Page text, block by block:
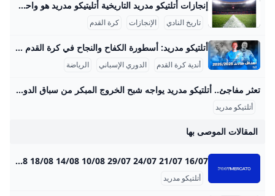
إنجازات أتلتيكو مدريد التاريخية أتليتيكو مدريد هو واحد من أعرق أندية كرة القدم الإسبانية، وتاريخ النادي يمتد لأكثر من قرن من الزمان منذ تأسيسه في 26 أبريل 1903 على يد طلاب من الباسك في مدريد. بدأ النادي كفرع لأتلتيك بيلباو، ولكنه سرعان ما تطور ليصبح من أعظم وأشهر أندية كرة القدم في إسبانيا وأوروبا. عرف عن أتليتيكو مدريد تقديمه أسلوبًا حماسيًا وأداءً قوياً، مما أكسبه قاعدة جماهيرية ضخمة في مدريد وخارجها. في فترة الأربعينيات وحتى السبعينيات، دخل النادي فترة ذهبية تميزت بتحقيق العديد من الألقاب، حيث توج ببطولة الدوري الإسباني 11 مرة في مواسم متنوعة منها 1939-40، 1965-66، و2020-21، رغم المنافسة الشرسة مع ريال مدريد وبرشلونة، كما نال لقب كأس ملك إسبانيا 10 مرات بين عامي 1960 و2013، مواكبة لفترات مؤثرة من تاريخ النادي.
تاريخ النادي الإنجازات كرة القدم
أتلتيكو مدريد: أسطورة الكفاح والنجاح في كرة القدم أتلتيكو مدريد هو واحد من أعظم أندية كرة القدم في إسبانيا والعالم، تأسس في 26 أبريل 1903 على يد مجموعة من الطلاب الإسبان والمهاجرين من بيلباو. يمتلك النادي تاريخًا زاخرًا بالإنجازات، حيث توج بلقب الدوري الإسباني 11 مرة، وكان آخرها في موسم 2020-2021، مما جعله المنافس الأقوى بعد ريال مدريد وبرشلونة. إضافة إلى ذلك، فاز الفريق بكأس ملك إسبانيا 10 مرات، وكأس السوبر الإسباني 3 مرات. على الصعيد الأوروبي، يحظى أتلتيكو بتاريخ مميز باحترافه في دوري أبطال أوروبا، حيث وصل إلى النهائي ثلاث مرات (2014، 2016، 2020) وعاش جو تنافسي لا يُنسى أمام العملاق ريال مدريد.
أندية كرة القدم الدوري الإسباني الرياضة
تعثر مفاجئ.. أتلتيكو مدريد يواجه شبح الخروج المبكر من سباق الدوري الإسباني – جريدة مانشيت يعيش أتلتيكو مدريد بداية هي الأسوأ له في الدوري الإسباني منذ سنوات، بعدما جمع نقطتين فقط من أصل تسع ممكنة، ليجد الفريق نفسه في موقف حرج ويواجه ضغوطًا متزايدة اقرأ أيضًا:تحذير ناري.. المقاولون العرب يكشف عن أزمة تهدد استكمال الدوري هذا الموسم أسباب تراجع أداء أتلتيكو مدريد المتشابكة بحسب تقرير نشرته صحيفة “آس” الإسبانية، يعاني الفريق الإسباني من عدة أزمات متشابكة أدت إلى هذا التراجع الملحوظ. هذه المشاكل لا تقتصر على جانب واحد، بل تشمل جوانب فنية وتكتيكية ومعنوية، مما أثر بشكل كبير على هوية الفريق داخل الملعب.
أتلتيكو مدريد
المقالات الموصى بها
Atlético : transferts joueurs classement Atlético retrouvez toute l’actualité et les informations du club Atlético : transferts, résultats, billetterie, effectif, calendrier et statistiques… Voir tous 26/08 21/08 20/08 18/08 14/08 10/08 29/07 24/07 21/07 16/07
أتلتيكو مدريد